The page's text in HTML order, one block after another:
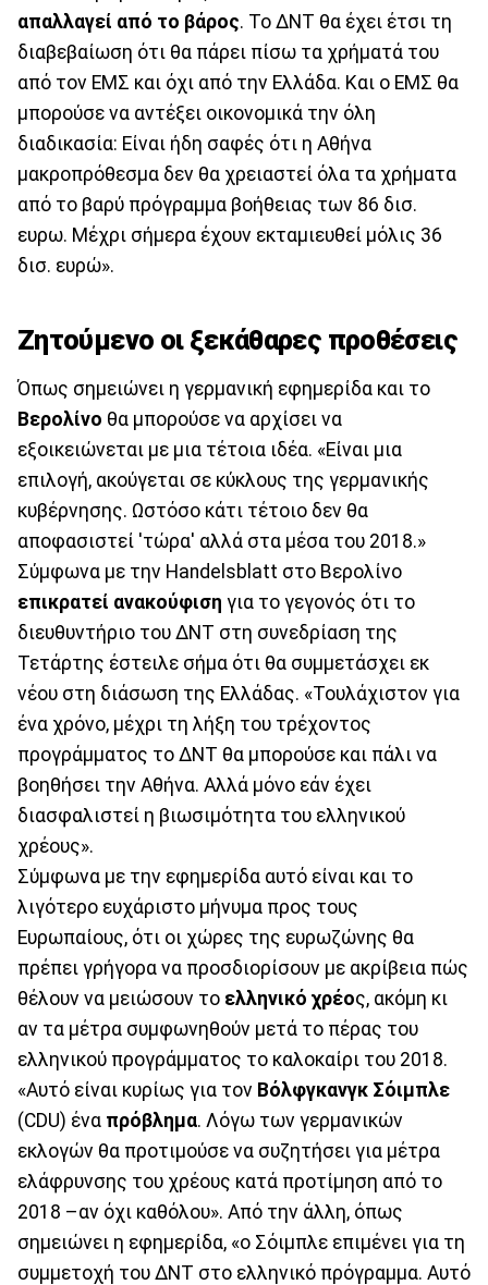
απαλλαγεί από το βάρος. Το ΔΝΤ θα έχει έτσι τη
διαβεβαίωση ότι θα πάρει πίσω τα χρήματά του
από τον ΕΜΣ και όχι από την Ελλάδα. Και ο ΕΜΣ θα
μπορούσε να αντέξει οικονομικά την όλη
διαδικασία: Είναι ήδη σαφές ότι η Αθήνα
μακροπρόθεσμα δεν θα χρειαστεί όλα τα χρήματα
από το βαρύ πρόγραμμα βοήθειας των 86 δισ.
ευρω. Μέχρι σήμερα έχουν εκταμιευθεί μόλις 36
δισ. ευρώ».
Ζητούμενο οι ξεκάθαρες προθέσεις
Όπως σημειώνει η γερμανική εφημερίδα και το
Βερολίνο θα μπορούσε να αρχίσει να
εξοικειώνεται με μια τέτοια ιδέα. «Είναι μια
επιλογή, ακούγεται σε κύκλους της γερμανικής
κυβέρνησης. Ωστόσο κάτι τέτοιο δεν θα
αποφασιστεί 'τώρα' αλλά στα μέσα του 2018.»
Σύμφωνα με την Handelsblatt στο Βερολίνο
επικρατεί ανακούφιση για το γεγονός ότι το
διευθυντήριο του ΔΝΤ στη συνεδρίαση της
Τετάρτης έστειλε σήμα ότι θα συμμετάσχει εκ
νέου στη διάσωση της Ελλάδας. «Τουλάχιστον για
ένα χρόνο, μέχρι τη λήξη του τρέχοντος
προγράμματος το ΔΝΤ θα μπορούσε και πάλι να
βοηθήσει την Αθήνα. Αλλά μόνο εάν έχει
διασφαλιστεί η βιωσιμότητα του ελληνικού
χρέους».
Σύμφωνα με την εφημερίδα αυτό είναι και το
λιγότερο ευχάριστο μήνυμα προς τους
Ευρωπαίους, ότι οι χώρες της ευρωζώνης θα
πρέπει γρήγορα να προσδιορίσουν με ακρίβεια πώς
θέλουν να μειώσουν το ελληνικό χρέος, ακόμη κι
αν τα μέτρα συμφωνηθούν μετά το πέρας του
ελληνικού προγράμματος το καλοκαίρι του 2018.
«Αυτό είναι κυρίως για τον Βόλφγκανγκ Σόιμπλε
(CDU) ένα πρόβλημα. Λόγω των γερμανικών
εκλογών θα προτιμούσε να συζητήσει για μέτρα
ελάφρυνσης του χρέους κατά προτίμηση από το
2018 –αν όχι καθόλου». Από την άλλη, όπως
σημειώνει η εφημερίδα, «ο Σόιμπλε επιμένει για τη
συμμετοχή του ΔΝΤ στο ελληνικό πρόγραμμα. Αυτό